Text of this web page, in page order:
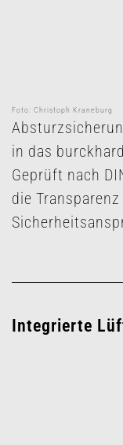
Foto: Christoph Kraneburg
in das
Geprüft nach
die
Integrierte